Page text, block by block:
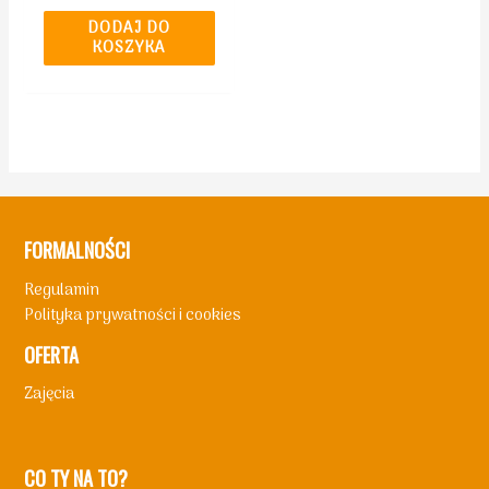
na
5
DODAJ DO
KOSZYKA
FORMALNOŚCI
Regulamin
Polityka prywatności i cookies
OFERTA
Zajęcia
CO TY NA TO?